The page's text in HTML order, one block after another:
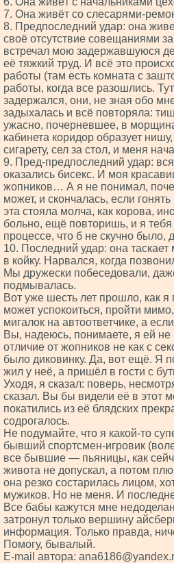
7. Она живёт со слесарями-
8. Предпоследний удар: она
своё отсутствие совещаниями
встречал мою задержавшуюся
её тяжкий труд. И всё это
работы (там есть комната с
работы, когда все разошлись.
задержался, они, не зная обо
задыхалась и всё повторяла:
ужасно, почерневшее, в
кабинета коридор образует
сигарету, сел за стол, и меня
9. Пред-предпоследний удар:
оказались бисекс. И моя
жопников… А я не понимал,
может, и скончалась, если
эта стояла молча, как корова,
больно, ещё повторишь, и я тебя
процессе, что б не скучно было,
10. Последний удар: она
в койку. Нарвался, когда
Мы дружески побеседовали,
подмывалась.
Вот уже шесть лет прошло, как
может успокоиться, пройти
мигалок на автоответчике, а
Вы, надеюсь, понимаете, я ей не
отличие от жопников не как с
было диковинку. Да, вот ещё. Я
жил у неё, а пришёл в гости с
Уходя, я сказал: поверь,
сказал. Вы бы видели её в этот
покатились из её блядских
содрогалось.
Не подумайте, что я какой-то
бывший спортсмен-игровик
все бывшие — пьяницы, как
живота не допускал, а потом
она резко состарилась лицом,
мужиков. Но не меня. И
Все бабы кажутся мне
затронул только вершину
информация. Только правда,
Помогу, бывалый.
Е-mаil автора: